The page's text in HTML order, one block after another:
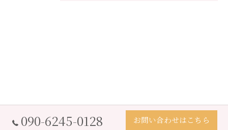
090-6245-0128 お問い合わせはこちら